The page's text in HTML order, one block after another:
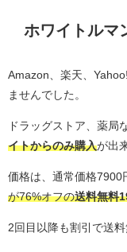
ホワイトルマ
Amazon、楽天、
ませんでした。
ドラッグストア、薬局
イトからのみ購入が出
価格は、通常価格7900
が76%オフの送料無料
2回目以降も割引で送